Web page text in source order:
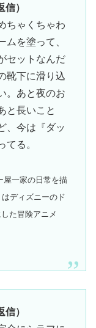
）
ちゃくちゃわ
を塗って、
セットなんだ
靴下に滑り込
。あと夜のお
と長いこと
、今は『ダッ
てる。
一家の日常を描
ディズニーのド
た冒険アニメ
）